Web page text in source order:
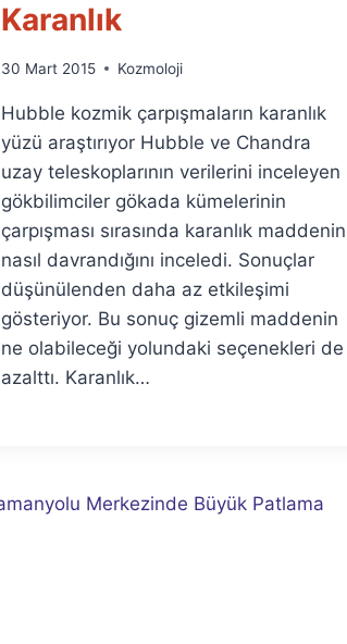
Karanlık
By
Fuat
Özyar
30 Mart 2015 Kozmoloji
Hubble kozmik çarpışmaların karanlık
yüzü araştırıyor Hubble ve Chandra
uzay teleskoplarının verilerini inceleyen
gökbilimciler gökada kümelerinin
çarpışması sırasında karanlık maddenin
nasıl davrandığını inceledi. Sonuçlar
düşünülenden daha az etkileşimi
gösteriyor. Bu sonuç gizemli maddenin
ne olabileceği yolundaki seçenekleri de
azalttı. Karanlık…